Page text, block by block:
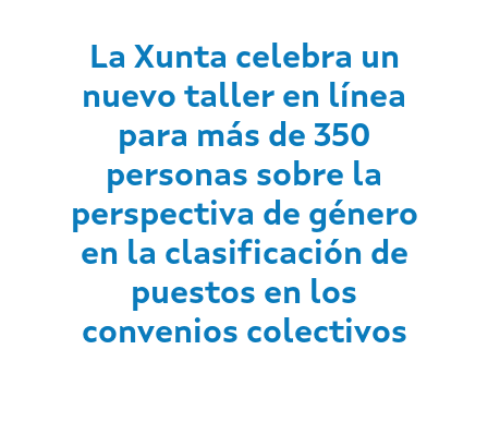
La Xunta celebra un
nuevo taller en línea
para más de 350
personas sobre la
perspectiva de género
en la clasificación de
puestos en los
convenios colectivos